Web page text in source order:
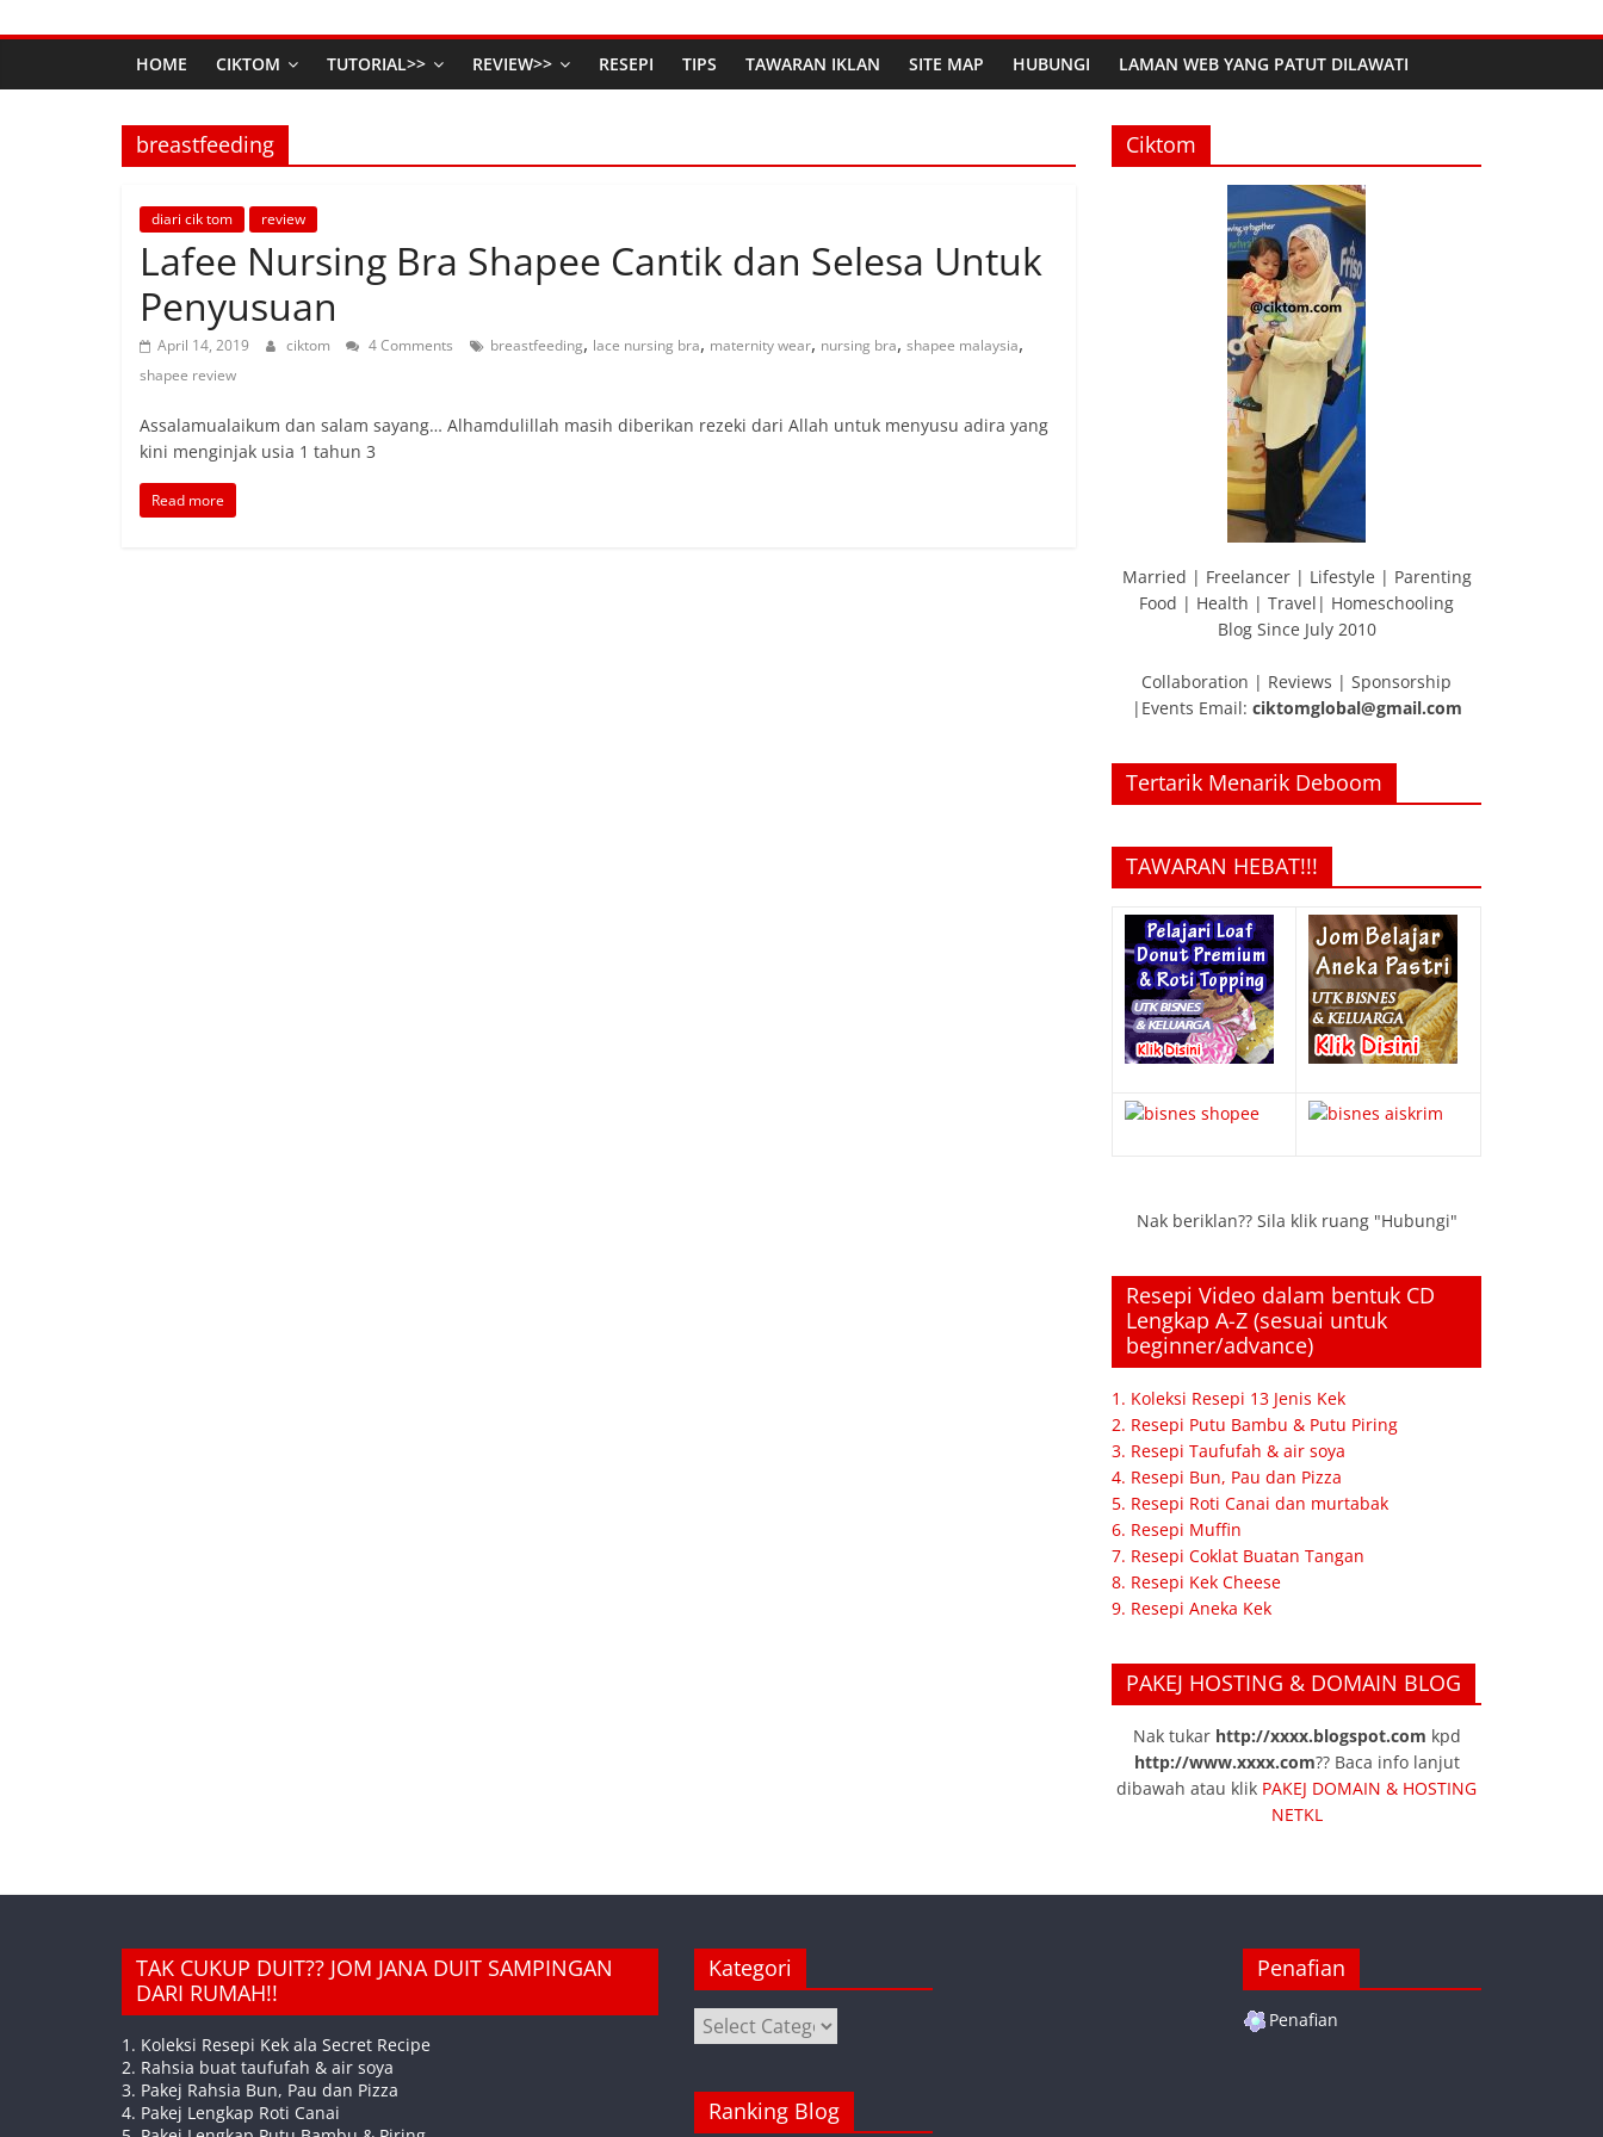
HOME CIKTOM TUTORIAL>> REVIEW>> RESEPI TIPS TAWARAN IKLAN SITE MAP HUBUNGI LAMAN WEB YANG PATUT DILAWATI
breastfeeding
diari cik tom review
Lafee Nursing Bra Shapee Cantik dan Selesa Untuk
Penyusuan
April 14, 2019 ciktom 4 Comments breastfeeding, lace nursing bra, maternity wear, nursing bra, shapee malaysia,
shapee review
Assalamualaikum dan salam sayang… Alhamdulillah masih diberikan rezeki dari Allah untuk menyusu adira yang
kini menginjak usia 1 tahun 3
Read more
Ciktom
Married | Freelancer | Lifestyle | Parenting
Food | Health | Travel| Homeschooling
Blog Since July 2010
Collaboration | Reviews | Sponsorship
|Events Email: ciktomglobal@gmail.com
Tertarik Menarik Deboom
TAWARAN HEBAT!!!
Nak beriklan?? Sila klik ruang "Hubungi"
Resepi Video dalam bentuk CD
Lengkap A-Z (sesuai untuk
beginner/advance)
1. Koleksi Resepi 13 Jenis Kek
2. Resepi Putu Bambu & Putu Piring
3. Resepi Taufufah & air soya
4. Resepi Bun, Pau dan Pizza
5. Resepi Roti Canai dan murtabak
6. Resepi Muffin
7. Resepi Coklat Buatan Tangan
8. Resepi Kek Cheese
9. Resepi Aneka Kek
PAKEJ HOSTING & DOMAIN BLOG
Nak tukar http://xxxx.blogspot.com kpd
http://www.xxxx.com?? Baca info lanjut
dibawah atau klik PAKEJ DOMAIN & HOSTING
NETKL
TAK CUKUP DUIT?? JOM JANA DUIT SAMPINGAN
DARI RUMAH!!
1. Koleksi Resepi Kek ala Secret Recipe
2. Rahsia buat taufufah & air soya
3. Pakej Rahsia Bun, Pau dan Pizza
4. Pakej Lengkap Roti Canai
Kategori
Kategori
Ranking Blog
Penafian
Penafian